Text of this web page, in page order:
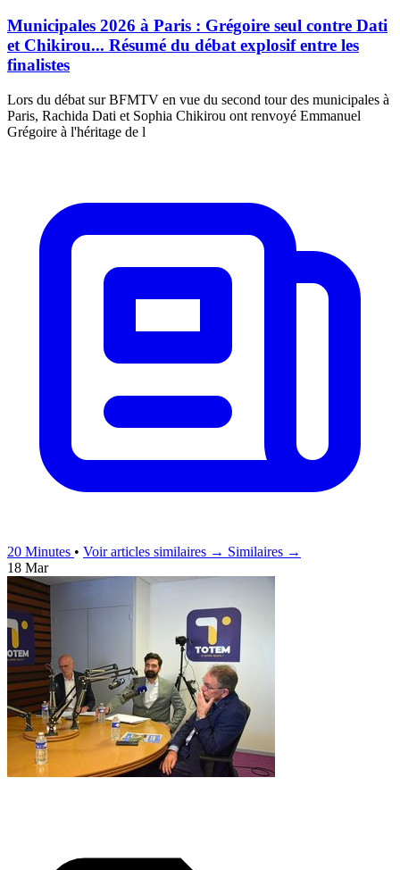
Municipales 2026 à Paris : Grégoire seul contre Dati
et Chikirou... Résumé du débat explosif entre les
finalistes
Lors du débat sur BFMTV en vue du second tour des municipales à
Paris, Rachida Dati et Sophia Chikirou ont renvoyé Emmanuel
Grégoire à l'héritage de l
20 Minutes • Voir articles similaires → Similaires →
18 Mar